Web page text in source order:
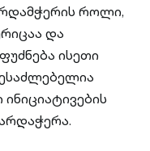
როლი,
და
ისეთი